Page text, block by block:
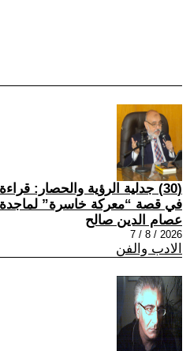
(30) جدلية الرؤية والحصار:
في قصة “معركة خاسرة” لماجدة
عصام الدين صالح
2026 / 8 / 7
الادب والفن